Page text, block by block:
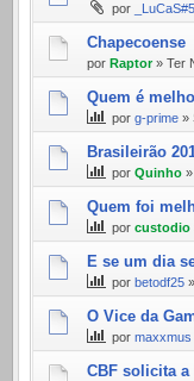
por
Chapecoense
por Raptor» Ter
Quem é
por g-prime »
Brasileirão
por Quinho
Quem foi
por custodio
E se um dia
por betodf25
O Vice da
por maxxmus
CBF solicita a